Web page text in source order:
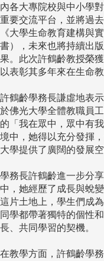
內各大專院校與中小學
重要交流平台，並將過
《大學生命教育建構與
書），未來也將持續出
果。此次許鶴齡教授榮
以表彰其多年來在生命
許鶴齡學務長謙虛地表
於佛光大學全體教職員
的「我在眾中，眾中有
境中，她得以充分發揮
大學提供了廣闊的發展空
學務長許鶴齡進一步分
中，她經歷了成長與蛻
這片土地上，學生們成
同學都帶著獨特的個性
長、共同學習的契機。
在教學方面，許鶴齡學